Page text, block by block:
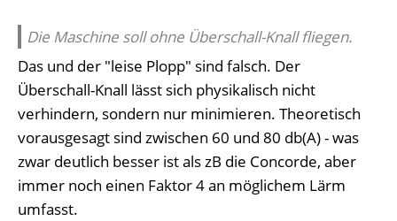
Die Maschine soll ohne Überschall-Knall fliegen.
Das und der "leise Plopp" sind falsch. Der
Überschall-Knall lässt sich physikalisch nicht
verhindern, sondern nur minimieren. Theoretisch
vorausgesagt sind zwischen 60 und 80 db(A) - was
zwar deutlich besser ist als zB die Concorde, aber
immer noch einen Faktor 4 an möglichem Lärm
umfasst.